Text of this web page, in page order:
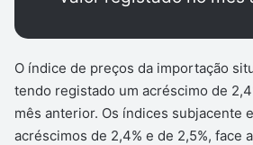
O índice de preços da importação
tendo registado um acréscimo de
mês anterior. Os índices subjacente
acréscimos de 2,4% e de 2,5%, face